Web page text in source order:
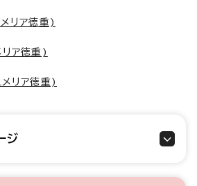
リア徳重)
ア徳重)
リア徳重)
ジ